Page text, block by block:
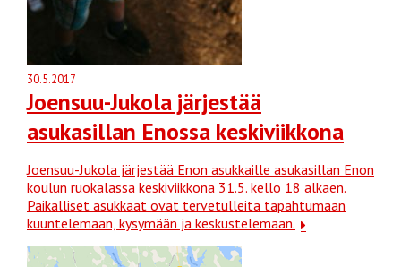
30.5.2017
Joensuu-Jukola järjestää
asukasillan Enossa keskiviikkona
Joensuu-Jukola järjestää Enon asukkaille asukasillan Enon
koulun ruokalassa keskiviikkona 31.5. kello 18 alkaen.
Paikalliset asukkaat ovat tervetulleita tapahtumaan
kuuntelemaan, kysymään ja keskustelemaan.